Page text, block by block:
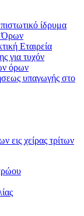
ίδρυμα
Όρων
Εταιρεία
για τυχόν
όρων
υπαγωγής στο
εις χείρας τρίτων